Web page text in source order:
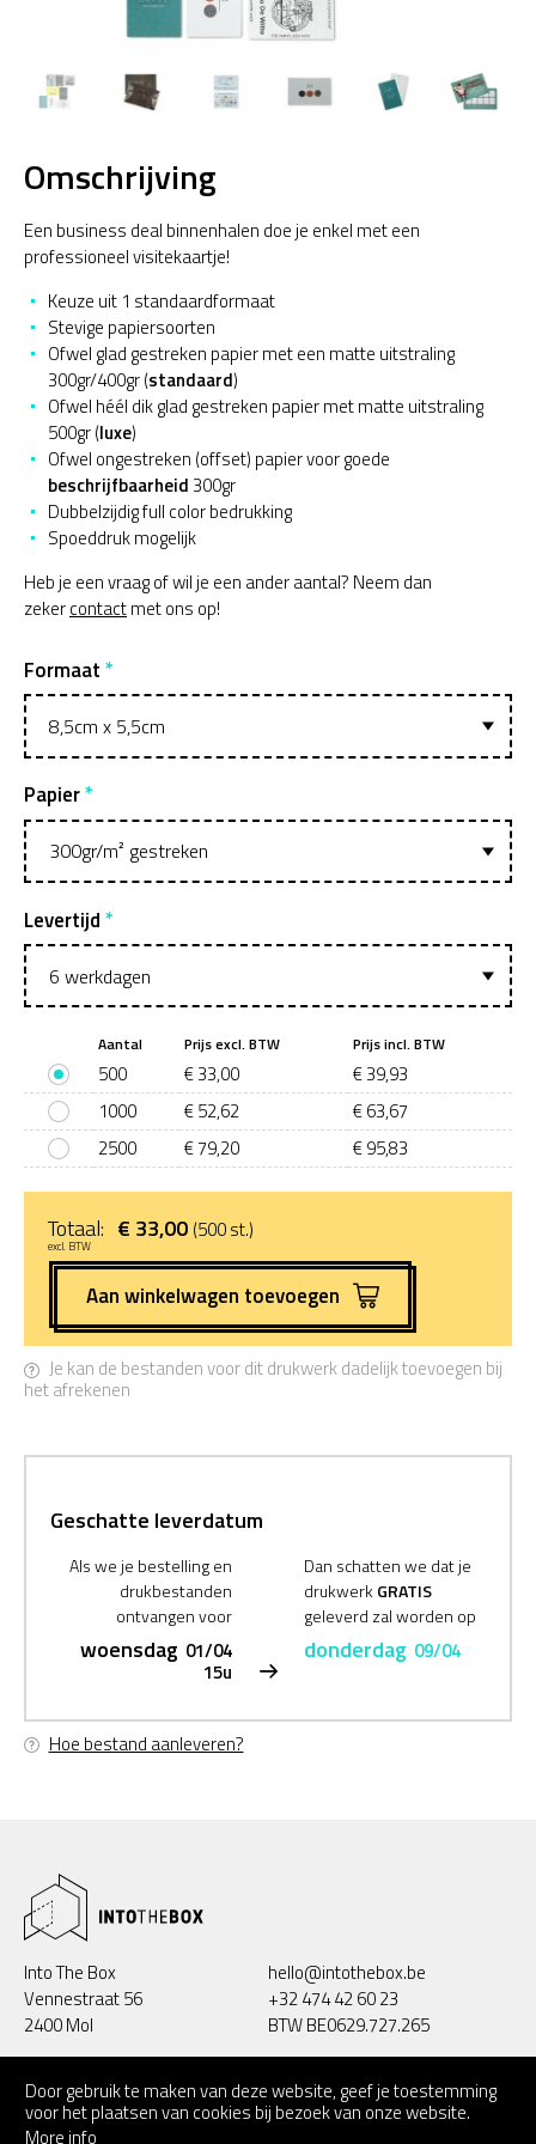
Omschrijving
Een business deal binnenhalen doe je enkel met een
professioneel visitekaartje!
Keuze uit 1 standaardformaat
Stevige papiersoorten
Ofwel glad gestreken papier met een matte uitstraling
300gr/400gr (standaard)
Ofwel héél dik glad gestreken papier met matte uitstraling
500gr (luxe)
Ofwel ongestreken (offset) papier voor goede
beschrijfbaarheid 300gr
Dubbelzijdig full color bedrukking
Spoeddruk mogelijk
Heb je een vraag of wil je een ander aantal? Neem dan
zekercontactmet ons op!
Formaat
Papier
Levertijd
Aantal Prijs excl. BTW Prijs incl. BTW
500 € 33,00
€ 39,93
1000
€ 52,62
€ 63,67
2500
€ 79,20 € 95,83
Totaal: € 33,00 (500 st.)
excl. BTW
Aan winkelwagen toevoegen
Je kan de bestanden voor dit drukwerk dadelijk toevoegen bij
het afrekenen
Geschatte leverdatum
Als we je bestelling en
drukbestanden
ontvangen voor
woensdag 01/04
15u
Dan schatten we dat je
drukwerk GRATIS
geleverd zal worden op
donderdag 09/04
Hoe bestand aanleveren?
Into The Box
Vennestraat 56
2400 Mol
hello@intothebox.be
+32 474 42 60 23
BTW BE0629.727.265
/intotheboxbe
/intotheboxbe
Veelgestelde vragen
Mijn account
Door gebruik te maken van deze website, geef je toestemming
voor het plaatsen van cookies bij bezoek van onze website.
More info